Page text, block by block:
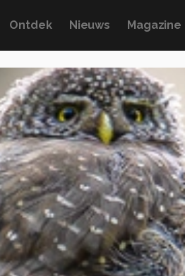
Ontdek Nieuws Magazine